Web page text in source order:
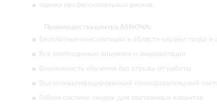
оценка профессиональных рисков
Преимущества центра ASNOVA:
Бесплатные консультации в области охраны труда
Все необходимые лицензии и аккредитации
Возможность обучения без отрыва от работы
Высококвалифицированный преподавательский
Гибкая система скидок для постоянных клиентов